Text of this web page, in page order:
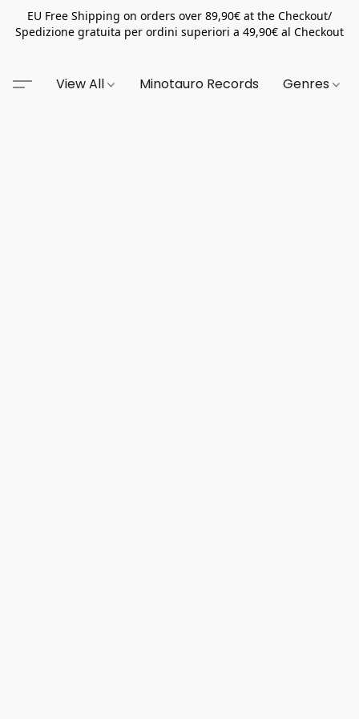
EU Free Shipping on orders over 89,90€ at the Checkout/
Spedizione gratuita per ordini superiori a 49,90€ al Checkout
View All Minotauro Records Genres